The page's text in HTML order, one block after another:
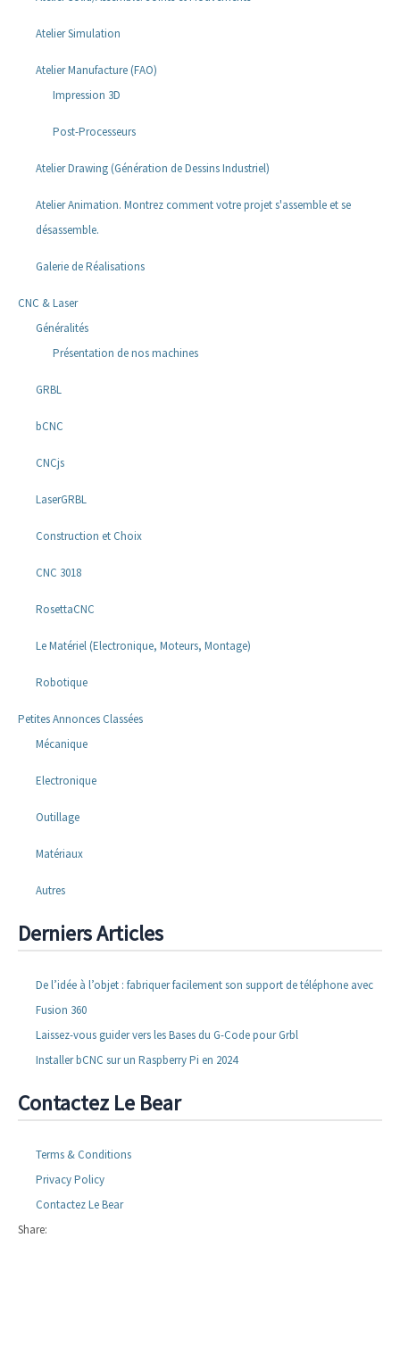
Atelier Simulation
Atelier Manufacture (FAO)
Impression 3D
Post-Processeurs
Atelier Drawing (Génération de Dessins Industriel)
Atelier Animation. Montrez comment votre projet s'assemble et se
désassemble.
Galerie de Réalisations
CNC & Laser
Généralités
Présentation de nos machines
GRBL
bCNC
CNCjs
LaserGRBL
Construction et Choix
CNC 3018
RosettaCNC
Le Matériel (Electronique, Moteurs, Montage)
Robotique
Petites Annonces Classées
Mécanique
Electronique
Outillage
Matériaux
Autres
Derniers Articles
De l’idée à l’objet : fabriquer facilement son support de téléphone avec
Fusion 360
Laissez-vous guider vers les Bases du G-Code pour Grbl
Installer bCNC sur un Raspberry Pi en 2024
Contactez Le Bear
Terms & Conditions
Privacy Policy
Contactez Le Bear
Share: